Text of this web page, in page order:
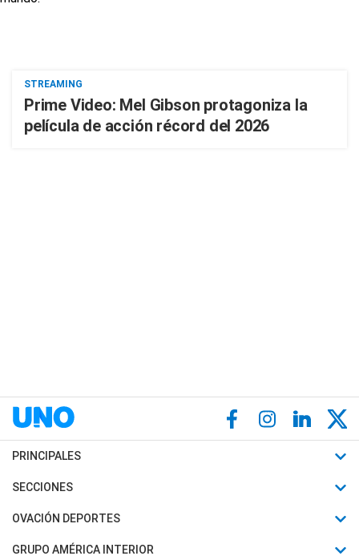
STREAMING
Prime Video: Mel Gibson protagoniza la
película de acción récord del 2026
PRINCIPALES
Últimas Noticias
Política
SECCIONES
Horóscopo
Motores
OVACIÓN DEPORTES
Fútbol
GRUPO AMÉRICA INTERIOR